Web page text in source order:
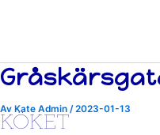
Av Kate Admin /2023-01-13
KÖKET